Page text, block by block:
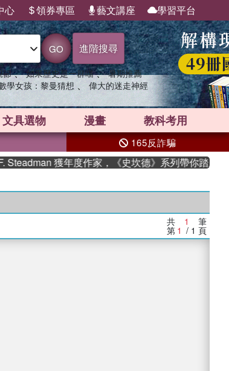
心 領券專區 藝文講座 學習平台
GO 進階搜尋
節 、 如果歷史是一群喵 、 暑期推薦
學女孩：黎曼猜想 、 偉大的迷走神經
文具選物 漫畫 教科考用
165反詐騙
獲年度作家，《史坎德》系列帶你踏上熱血
共 1 筆
第 1 / 1 頁